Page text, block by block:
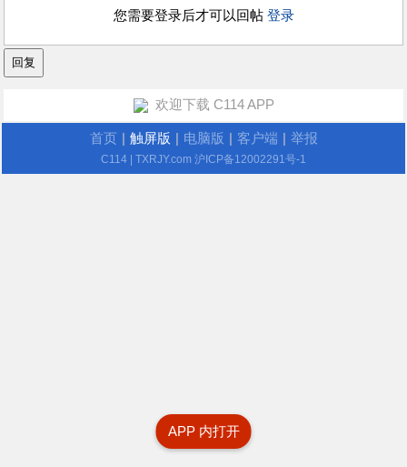
您需要登录后才可以回帖 登录
APP 内打开
欢迎下载 C114 APP
首页 触屏版 电脑版 客户端 举报
C114 | TXRJY.com 沪ICP备12002291号-1